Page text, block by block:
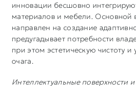
инновации бесшовно
материалов и мебели. Основной
направлен на создание
предугадывает потребности
при этом эстетическую чистоту
очага.
Интеллектуальные поверхности